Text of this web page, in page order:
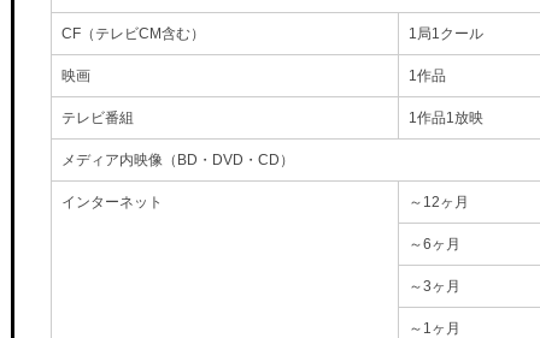
CF（テレビCM含む） 1局1クール
映画 1作品
テレビ番組 1作品1放映
メディア内映像（BD・DVD・CD）
インターネット ～12ヶ月
～6ヶ月
～3ヶ月
～1ヶ月